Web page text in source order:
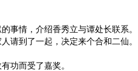
情，介绍香秀立与谭处长联系。
请到了一起，决定来个合和二仙。
功而受了嘉奖。